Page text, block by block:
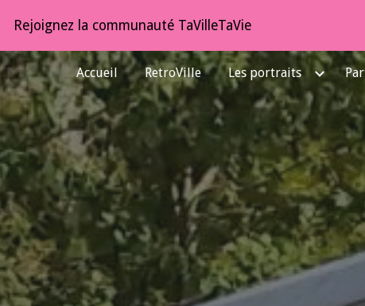
content Skip to navigation
Rejoignez la communauté TaVilleTaVie
Accueil RetroVille Les portraits